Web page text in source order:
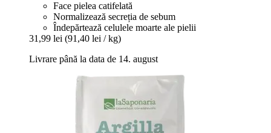
Face pielea catifelată
Normalizează secreția de sebum
Îndepărtează celulele moarte ale pielii
31,99 lei (91,40 lei / kg)
Livrare până la data de 14. august